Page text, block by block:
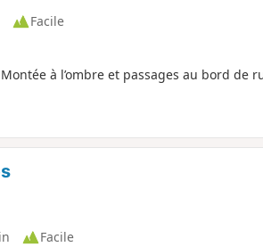
Facile
à l’ombre et passages au bord de
Facile